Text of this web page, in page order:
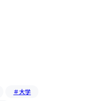
＃大学